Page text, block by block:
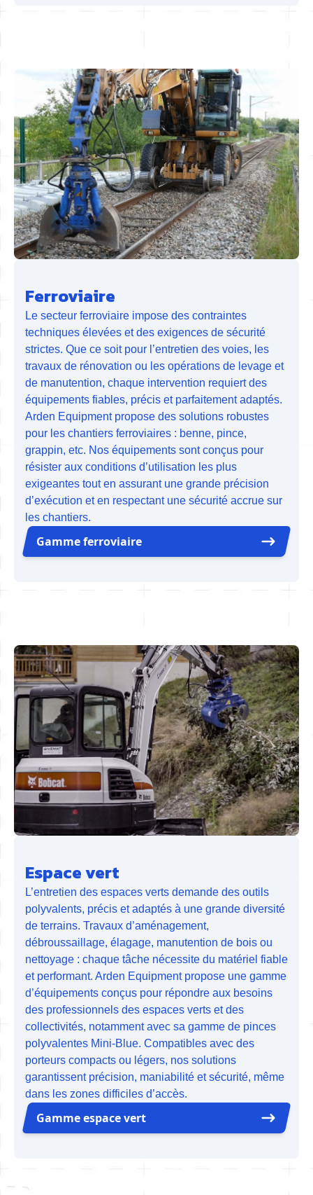
Ferroviaire
Le secteur ferroviaire impose des contraintes
techniques élevées et des exigences de sécurité
strictes. Que ce soit pour l’entretien des voies, les
travaux de rénovation ou les opérations de levage et
de manutention, chaque intervention requiert des
équipements fiables, précis et parfaitement adaptés.
Arden Equipment propose des solutions robustes
pour les chantiers ferroviaires : benne, pince,
grappin, etc. Nos équipements sont conçus pour
résister aux conditions d’utilisation les plus
exigeantes tout en assurant une grande précision
d’exécution et en respectant une sécurité accrue sur
les chantiers.
Gamme ferroviaire
Espace vert
L’entretien des espaces verts demande des outils
polyvalents, précis et adaptés à une grande diversité
de terrains. Travaux d’aménagement,
débroussaillage, élagage, manutention de bois ou
nettoyage : chaque tâche nécessite du matériel fiable
et performant. Arden Equipment propose une gamme
d’équipements conçus pour répondre aux besoins
des professionnels des espaces verts et des
collectivités, notamment avec sa gamme de pinces
polyvalentes Mini-Blue. Compatibles avec des
porteurs compacts ou légers, nos solutions
garantissent précision, maniabilité et sécurité, même
dans les zones difficiles d’accès.
Gamme espace vert